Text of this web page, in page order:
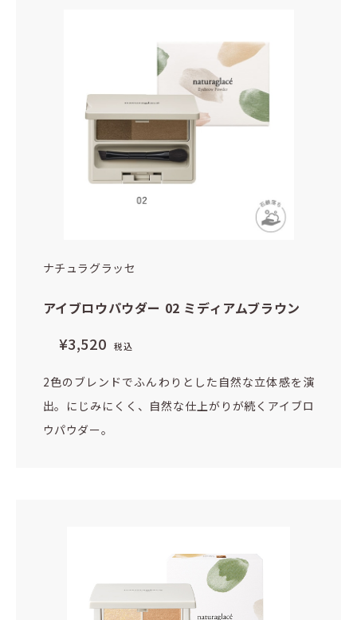
ナチュラグラッセ
アイブロウパウダー 02 ミディアムブラウン
¥3,520 税込
2色のブレンドでふんわりとした自然な立体感を演
出。にじみにくく、自然な仕上がりが続くアイブロ
ウパウダー。